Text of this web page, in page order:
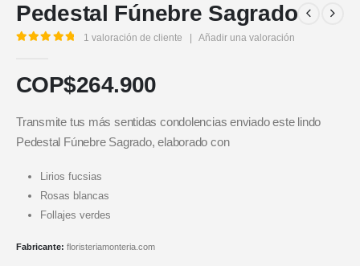
Pedestal Fúnebre Sagrado
1 valoración de cliente Añadir una valoración
COP$264.900
Transmite tus más sentidas condolencias enviado este lindo
Pedestal Fúnebre Sagrado, elaborado con
Lirios fucsias
Rosas blancas
Follajes verdes
Fabricante: floristeriamonteria.com